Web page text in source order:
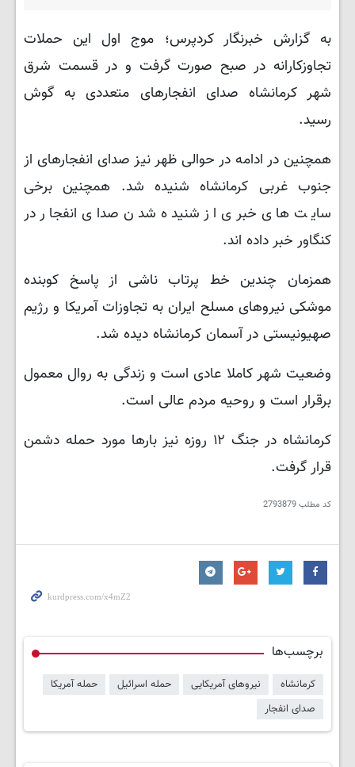
به گزارش خبرنگار کردپرس؛ موج اول این حملات
تجاوزکارانه در صبح صورت گرفت و در قسمت شرق
شهر کرمانشاه صدای انفجارهای متعددی به گوش
رسید.
همچنین در ادامه در حوالی ظهر نیز صدای انفجارهای از
جنوب غربی کرمانشاه شنیده شد. همچنین برخی
سایت های خبری از شنیده شدن صدای انفجار در
کنگاور خبر داده اند.
همزمان چندین خط پرتاب ناشی از پاسخ کوبنده
موشکی نیروهای مسلح ایران به تجاوزات آمریکا و رژیم
صهیونیستی در آسمان کرمانشاه دیده شد.
وضعیت شهر کاملا عادی است و زندگی به روال معمول
برقرار است و روحیه مردم عالی است.
کرمانشاه در جنگ ۱۲ روزه نیز بارها مورد حمله دشمن
قرار گرفت.
کد مطلب2793879
برچسب‌ها
کرمانشاه نیروهای آمریکایی حمله اسرائیل
حمله آمریکا
صدای انفجار